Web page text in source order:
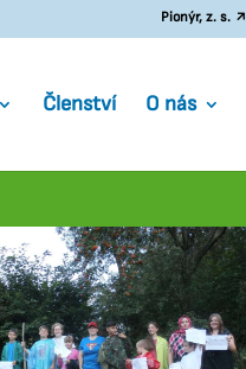
Pionýr, z. s. ↗
Členství O nás